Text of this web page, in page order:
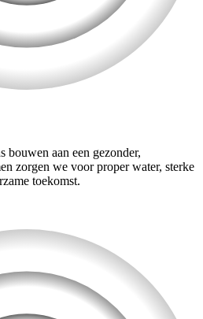
bouwen aan een gezonder,
zorgen we voor proper water, sterke
toekomst.